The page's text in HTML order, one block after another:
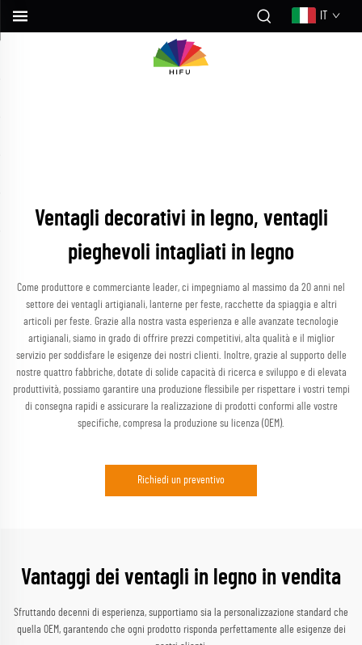
Ventagli decorativi in legno, ventagli
pieghevoli intagliati in legno
Come produttore e commerciante leader, ci impegniamo al massimo da 20 anni nel
settore dei ventagli artigianali, lanterne per feste, racchette da spiaggia e altri
articoli per feste. Grazie alla nostra vasta esperienza e alle avanzate tecnologie
artigianali, siamo in grado di offrire prezzi competitivi, alta qualità e il miglior
servizio per soddisfare le esigenze dei nostri clienti. Inoltre, grazie al supporto delle
nostre quattro fabbriche, dotate di solide capacità di ricerca e sviluppo e di elevata
produttività, possiamo garantire una produzione flessibile per rispettare i vostri tempi
di consegna rapidi e assicurare la realizzazione di prodotti conformi alle vostre
specifiche, compresa la produzione su licenza (OEM).
Richiedi un preventivo
Vantaggi dei ventagli in legno in vendita
Sfruttando decenni di esperienza, supportiamo sia la personalizzazione standard che
quella OEM, garantendo che ogni prodotto risponda perfettamente alle esigenze dei